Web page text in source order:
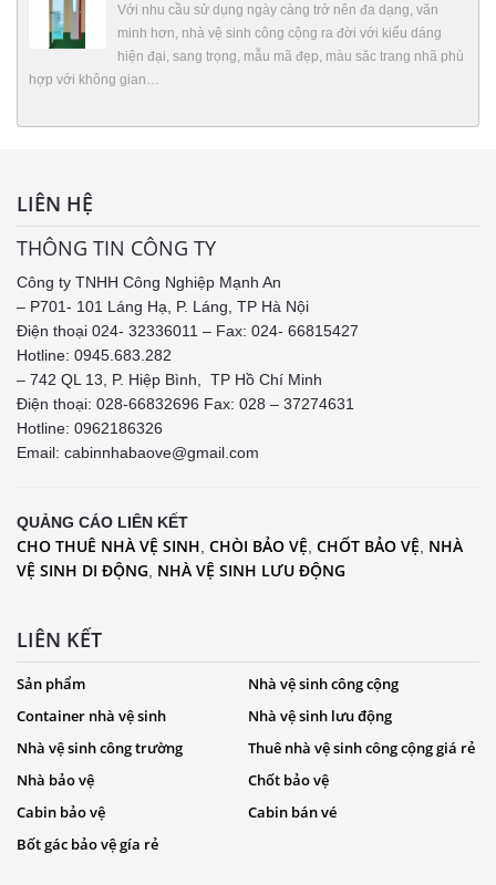
Với nhu cầu sử dụng ngày càng trở nên đa dạng, văn
minh hơn, nhà vệ sinh công cộng ra đời với kiểu dáng
hiện đại, sang trọng, mẫu mã đẹp, màu săc trang nhã phù
hợp với không gian…
LIÊN HỆ
THÔNG TIN CÔNG TY
Công ty TNHH Công Nghiệp Mạnh An
– P701- 101 Láng Hạ, P. Láng, TP Hà Nội
Điện thoại 024- 32336011 – Fax: 024- 66815427
Hotline: 0945.683.282
– 742 QL 13, P. Hiệp Bình, TP Hồ Chí Minh
Điện thoại: 028-66832696 Fax: 028 – 37274631
Hotline: 0962186326
Email: cabinnhabaove@gmail.com
QUẢNG CÁO LIÊN KẾT
CHO THUÊ NHÀ VỆ SINH CHÒI BẢO VỆ CHỐT BẢO VỆ NHÀ
VỆ SINH DI ĐỘNG NHÀ VỆ SINH LƯU ĐỘNG
LIÊN KẾT
Sản phẩm
Nhà vệ sinh công cộng
Container nhà vệ sinh
Nhà vệ sinh lưu động
Nhà vệ sinh công trường
Thuê nhà vệ sinh công cộng giá rẻ
Nhà bảo vệ
Chốt bảo vệ
Cabin bảo vệ
Cabin bán vé
Bốt gác bảo vệ gía rẻ